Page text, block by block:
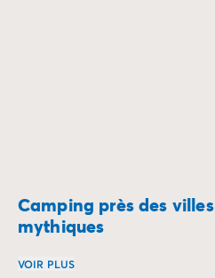
Camping près des villes
mythiques
VOIR PLUS